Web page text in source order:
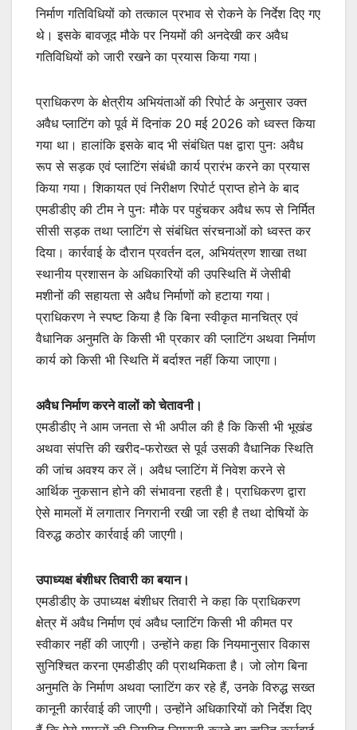
निर्माण गतिविधियों को तत्काल प्रभाव से रोकने के निर्देश दिए गए
थे। इसके बावजूद मौके पर नियमों की अनदेखी कर अवैध
गतिविधियों को जारी रखने का प्रयास किया गया।
प्राधिकरण के क्षेत्रीय अभियंताओं की रिपोर्ट के अनुसार उक्त
अवैध प्लाटिंग को पूर्व में दिनांक 20 मई 2026 को ध्वस्त किया
गया था। हालांकि इसके बाद भी संबंधित पक्ष द्वारा पुनः अवैध
रूप से सड़क एवं प्लाटिंग संबंधी कार्य प्रारंभ करने का प्रयास
किया गया। शिकायत एवं निरीक्षण रिपोर्ट प्राप्त होने के बाद
एमडीडीए की टीम ने पुनः मौके पर पहुंचकर अवैध रूप से निर्मित
सीसी सड़क तथा प्लाटिंग से संबंधित संरचनाओं को ध्वस्त कर
दिया। कार्रवाई के दौरान प्रवर्तन दल, अभियंत्रण शाखा तथा
स्थानीय प्रशासन के अधिकारियों की उपस्थिति में जेसीबी
मशीनों की सहायता से अवैध निर्माणों को हटाया गया।
प्राधिकरण ने स्पष्ट किया है कि बिना स्वीकृत मानचित्र एवं
वैधानिक अनुमति के किसी भी प्रकार की प्लाटिंग अथवा निर्माण
कार्य को किसी भी स्थिति में बर्दाश्त नहीं किया जाएगा।
अवैध निर्माण करने वालों को चेतावनी।
एमडीडीए ने आम जनता से भी अपील की है कि किसी भी भूखंड
अथवा संपत्ति की खरीद-फरोख्त से पूर्व उसकी वैधानिक स्थिति
की जांच अवश्य कर लें। अवैध प्लाटिंग में निवेश करने से
आर्थिक नुकसान होने की संभावना रहती है। प्राधिकरण द्वारा
ऐसे मामलों में लगातार निगरानी रखी जा रही है तथा दोषियों के
विरुद्ध कठोर कार्रवाई की जाएगी।
उपाध्यक्ष बंशीधर तिवारी का बयान।
एमडीडीए के उपाध्यक्ष बंशीधर तिवारी ने कहा कि प्राधिकरण
क्षेत्र में अवैध निर्माण एवं अवैध प्लाटिंग किसी भी कीमत पर
स्वीकार नहीं की जाएगी। उन्होंने कहा कि नियमानुसार विकास
सुनिश्चित करना एमडीडीए की प्राथमिकता है। जो लोग बिना
अनुमति के निर्माण अथवा प्लाटिंग कर रहे हैं, उनके विरुद्ध सख्त
कानूनी कार्रवाई की जाएगी। उन्होंने अधिकारियों को निर्देश दिए